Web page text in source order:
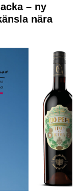
– ny
nära